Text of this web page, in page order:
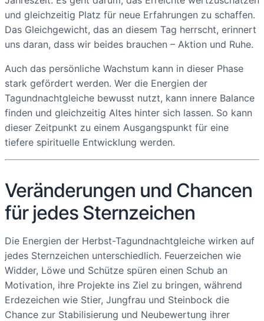
und gleichzeitig Platz für neue Erfahrungen zu schaffen.
Das Gleichgewicht, das an diesem Tag herrscht, erinnert
uns daran, dass wir beides brauchen – Aktion und Ruhe.
Auch das persönliche Wachstum kann in dieser Phase
stark gefördert werden. Wer die Energien der
Tagundnachtgleiche bewusst nutzt, kann innere Balance
finden und gleichzeitig Altes hinter sich lassen. So kann
dieser Zeitpunkt zu einem Ausgangspunkt für eine
tiefere spirituelle Entwicklung werden.
Veränderungen und Chancen
für jedes Sternzeichen
Die Energien der Herbst-Tagundnachtgleiche wirken auf
jedes Sternzeichen unterschiedlich. Feuerzeichen wie
Widder, Löwe und Schütze spüren einen Schub an
Motivation, ihre Projekte ins Ziel zu bringen, während
Erdezeichen wie Stier, Jungfrau und Steinbock die
Chance zur Stabilisierung und Neubewertung ihrer